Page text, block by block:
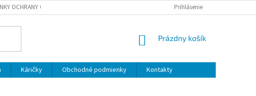
OCHRANY OSOBNÝCH ÚDAJOV Prihlásenie
NÁKUPNÝ
Prázdny košík
Káričky Obchodné podmienky
Kontakty